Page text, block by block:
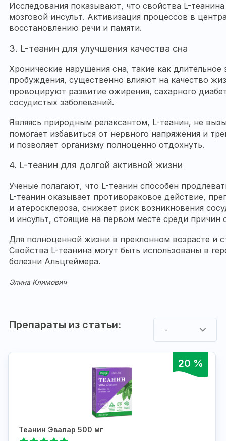
Исследования показывают, что свойства L-
мозговой инсульт. Активизация процессов в
восстановлению речи и памяти.
3. L-теанин для улучшения качества сна
Хронические нарушения сна, такие как
пробуждения, существенно влияют на качество
провоцируют развитие ожирения, сахарного
сосудистых заболеваний.
Являясь природным релаксантом, L-теанин, не
помогает избавиться от нервного напряжения и
и позволяет организму полноценно отдохнуть.
4. L-теанин для долгой активной жизни
Ученые полагают, что L-теанин способен
L-теанин оказывает противораковое действие,
и атеросклероза, снижает риск возникновения
и инсульт, стоящие на первом месте среди причин
Для полноценной жизни в преклонном возрасте и
Свойства L-теанина могут быть использованы в
болезни Альцгеймера.
Элина Климович
Препараты из статьи: -
20 %
Теанин Эвалар 500 мг